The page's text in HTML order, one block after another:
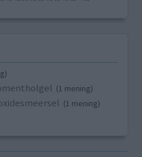
(1 mening)
(1 mening)